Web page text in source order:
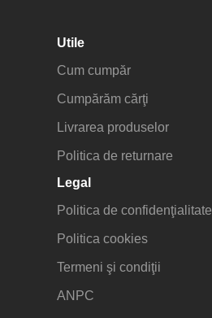
Utile
Cum cumpăr
Cumpărăm cărţi
Livrarea produselor
Politica de returnare
Legal
Politica de confidenţialitate
Politica cookies
Termeni şi condiţii
ANPC